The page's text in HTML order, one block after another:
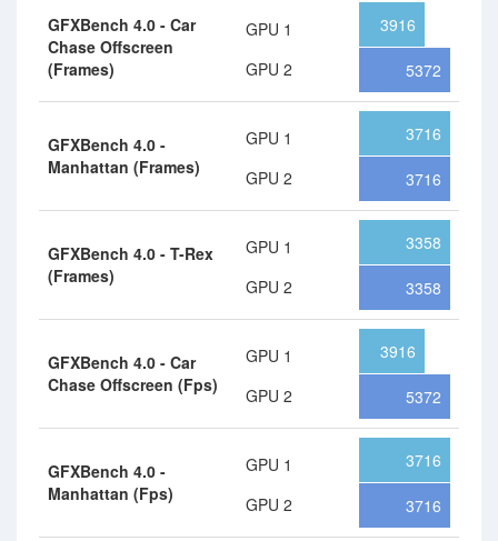
GFXBench 4.0 - Car
Chase Offscreen
(Frames)
GPU 1
GPU 2
3916
5372
GFXBench 4.0 -
Manhattan (Frames)
GPU 1
GPU 2
3716
3716
GFXBench 4.0 - T-Rex
(Frames)
GPU 1
GPU 2
3358
3358
GFXBench 4.0 - Car
Chase Offscreen (Fps)
GPU 1
GPU 2
3916
5372
GFXBench 4.0 -
Manhattan (Fps)
GPU 1
GPU 2
3716
3716